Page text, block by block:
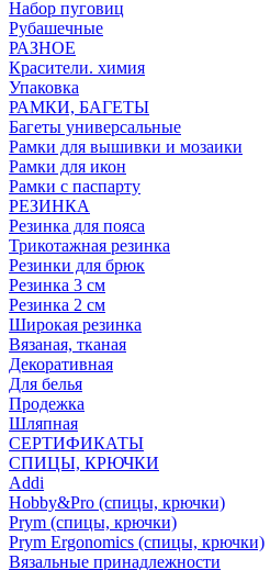
Набор пуговиц
Рубашечные
РАЗНОЕ
Красители. химия
Упаковка
РАМКИ, БАГЕТЫ
Багеты универсальные
Рамки для вышивки и мозаики
Рамки для икон
Рамки с паспарту
РЕЗИНКА
Резинка для пояса
Трикотажная резинка
Резинки для брюк
Резинка 3 см
Резинка 2 см
Широкая резинка
Вязаная, тканая
Декоративная
Для белья
Продежка
Шляпная
СЕРТИФИКАТЫ
СПИЦЫ, КРЮЧКИ
Addi
Hobby&Pro (спицы, крючки)
Prym (спицы, крючки)
Prym Ergonomics (спицы, крючки)
Вязальные принадлежности